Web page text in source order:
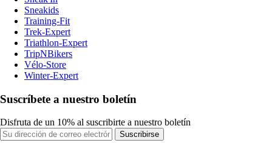
Sneakids
Training-Fit
Trek-Expert
Triathlon-Expert
TripNBikers
Vélo-Store
Winter-Expert
Suscríbete a nuestro boletín
Disfruta de un 10% al suscribirte a nuestro boletín
Suscribirse